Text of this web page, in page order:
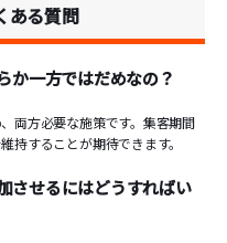
ある質問
か一方ではだめなの？
両方必要な施策です。集客期間
持することが期待できます。
させるにはどうすればい